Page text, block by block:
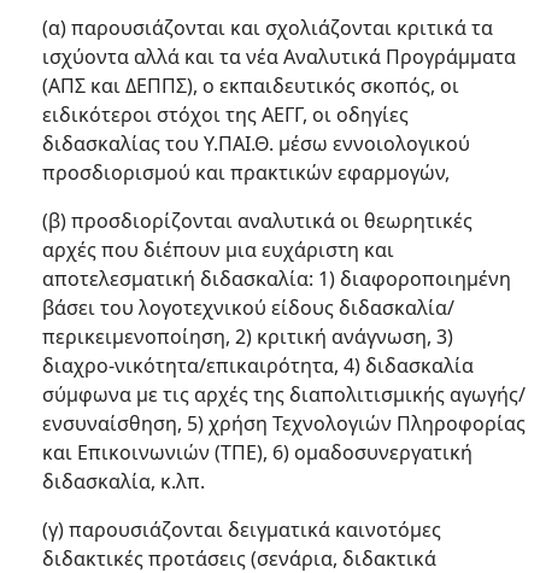
(α) παρουσιάζονται και σχολιάζονται κριτικά τα
ισχύοντα αλλά και τα νέα Αναλυτικά Προγράμματα
(ΑΠΣ και ΔΕΠΠΣ), ο εκπαιδευτικός σκοπός, οι
ειδικότεροι στόχοι της ΑΕΓΓ, οι οδηγίες
διδασκαλίας του Υ.ΠΑΙ.Θ. μέσω εννοιολογικού
προσδιορισμού και πρακτικών εφαρμογών,
(β) προσδιορίζονται αναλυτικά οι θεωρητικές
αρχές που διέπουν μια ευχάριστη και
αποτελεσματική διδασκαλία: 1) διαφοροποιημένη
βάσει του λογοτεχνικού είδους διδασκαλία/
περικειμενοποίηση, 2) κριτική ανάγνωση, 3)
διαχρο-νικότητα/επικαιρότητα, 4) διδασκαλία
σύμφωνα με τις αρχές της διαπολιτισμικής αγωγής/
ενσυναίσθηση, 5) χρήση Τεχνολογιών Πληροφορίας
και Επικοινωνιών (ΤΠΕ), 6) ομαδοσυνεργατική
διδασκαλία, κ.λπ.
(γ) παρουσιάζονται δειγματικά καινοτόμες
διδακτικές προτάσεις (σενάρια, διδακτικά